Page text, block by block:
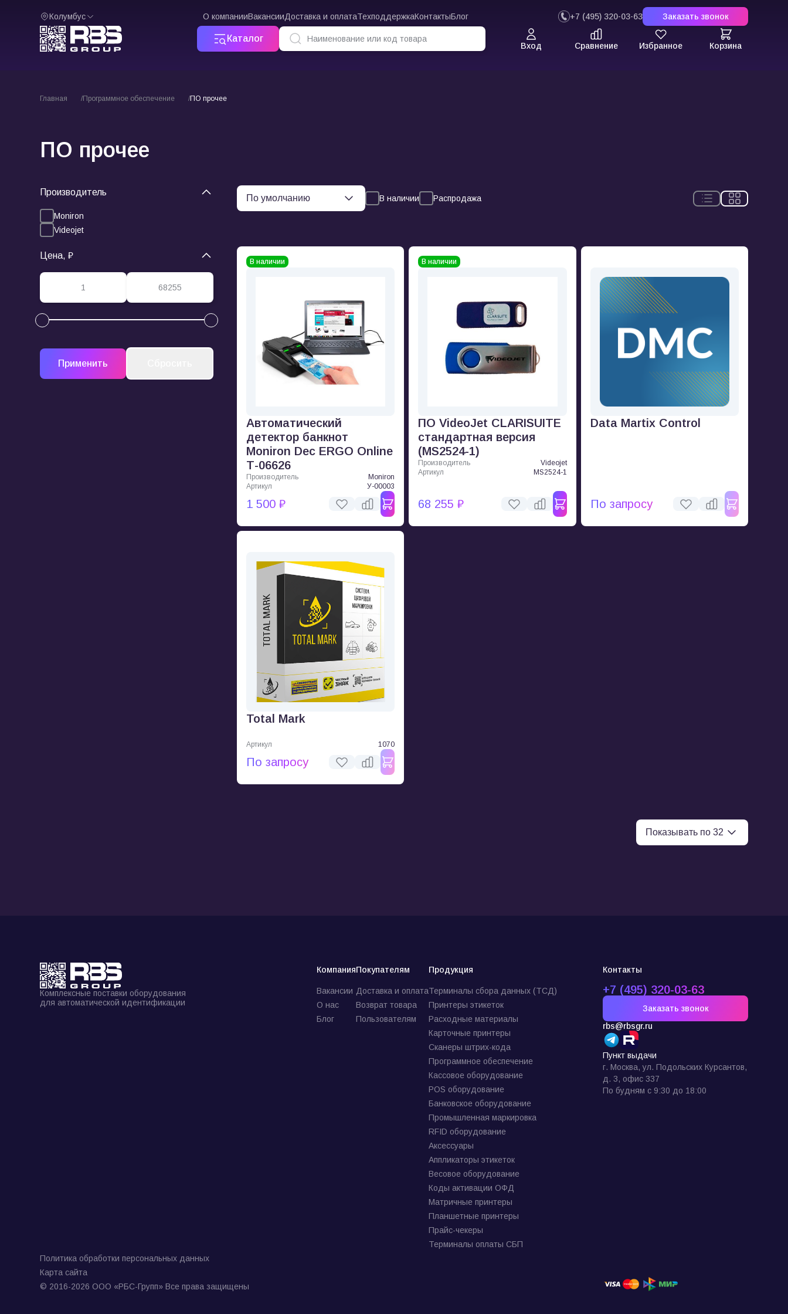
Колумбус О компанииВакансииДоставка и оплатаТехподдержкаКонтактыБлог +7 (495) 320-03-63 Заказать звонок
Каталог
Вход Сравнение Избранное Корзина
Главная Программное обеспечение ПО прочее
ПО прочее
Производитель
Moniron
Videojet
Цена, ₽
В наличии Распродажа
В наличии
Автоматический
детектор банкнот
Moniron Dec ERGO Online
Т-06626
Производитель
Moniron
Артикул
У-00003
1 500 ₽
В наличии
ПО VideoJet CLARISUITE
стандартная версия
(MS2524-1)
Производитель
Videojet
Артикул
MS2524-1
68 255 ₽
Data Martix Control
По запросу
Total Mark
Артикул 1070
По запросу
Комплексные поставки оборудования
для автоматической идентификации
Компания
Вакансии
О нас
Блог
Покупателям
Доставка и оплата
Возврат товара
Пользователям
Продукция
Терминалы сбора данных (ТСД)
Принтеры этикеток
Расходные материалы
Карточные принтеры
Сканеры штрих-кода
Программное обеспечение
Кассовое оборудование
POS оборудование
Банковское оборудование
Промышленная маркировка
RFID оборудование
Аксессуары
Аппликаторы этикеток
Весовое оборудование
Коды активации ОФД
Матричные принтеры
Планшетные принтеры
Прайс-чекеры
Терминалы оплаты СБП
Контакты
+7 (495) 320-03-63
Заказать звонок
rbs@rbsgr.ru
Пункт выдачи
г. Москва, ул. Подольских Курсантов,
д. 3, офис 337
По будням с 9:30 до 18:00
Политика обработки персональных данных
Карта сайта
© 2016-2026 ООО «РБС-Групп» Все права защищены